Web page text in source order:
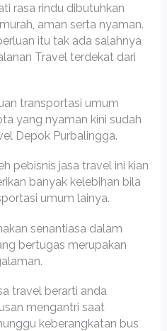
rasa rindu dibutuhkan
aman serta nyaman.
itu tak ada salahnya
Travel terdekat dari
transportasi umum
yang nyaman kini sudah
Depok Purbalingga.
pebisnis jasa travel ini kian
banyak kelebihan bila
umum lainya.
senantiasa dalam
bertugas merupakan
travel berarti anda
mengantri saat
keberangkatan bus